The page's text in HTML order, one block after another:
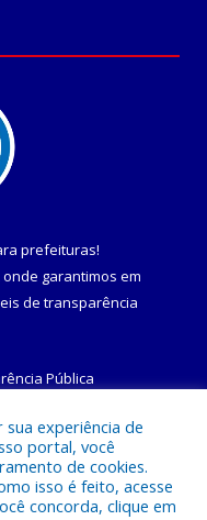
prefeituras!
garantimos em
de transparência
Pública
Municipal de
experiência de
portal, você
de cookies.
isso é feito, acesse
concorda, clique em